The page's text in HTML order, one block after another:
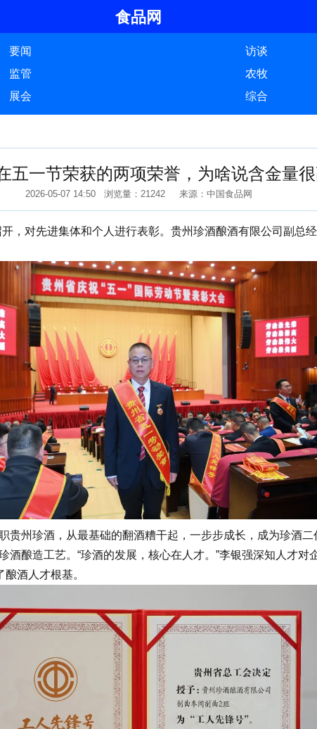
食品网
要闻 访谈
监管 农牧
展会 综合
五一节荣获的两项荣誉，为啥说含金量很
2026-05-07 14:50 浏览量：21242 来源：中国食品网
对先进集体和个人进行表彰。贵州珍酒酿酒有限公司副总
州珍酒，从最基础的翻酒糟干起，一步步成长，成为珍酒
酿造工艺。“珍酒的发展，核心在人才。”李银强深知人才
酒人才根基。